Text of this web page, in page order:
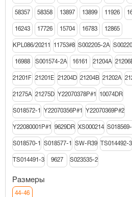
58357 58358 13897 13899 11926
16243 17726 15704 16783 12865
KPL086/20211 11753#8 S002205-2A
16988 S001574-2A 16161 21204A
21201F 21201E 21204D 21204B 21202A
21275A 21275D Y22070378P#1 10074DR
S018572-1 Y22070356P#1 Y22070369P#2
Y22080001P#1 9629DR XS000214 S018569-
S018570-1 S018577-1 SW-R39 TS014492-3
TS014491-3 9627 S023535-2
Размеры
44-46